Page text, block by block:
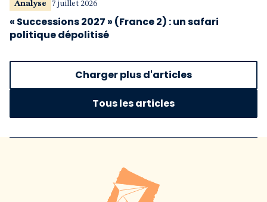
Analyse 7 juillet 2026
« Successions 2027 » (France 2) : un safari
politique dépolitisé
Charger plus d'articles
Tous les articles